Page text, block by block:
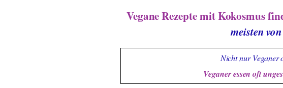
Vegane Rezepte mit Kokosmus
meisten
Nicht nur Veganer
Veganer essen oft